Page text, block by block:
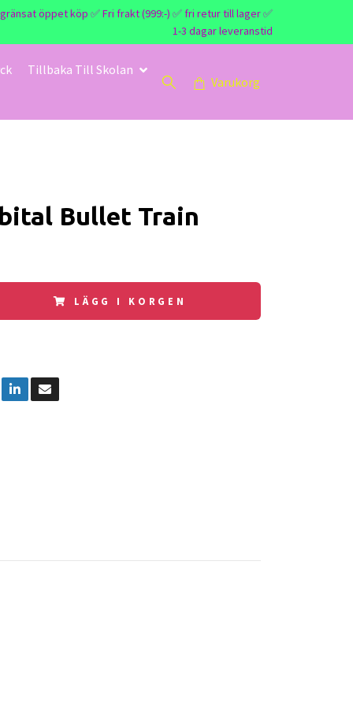
öppet köp ✅ Fri frakt (999:-) ✅ fri retur till lager ✅
1-3 dagar leveranstid
Tillbaka Till Skolan
Varukorg
Bullet Train
LÄGG I KORGEN